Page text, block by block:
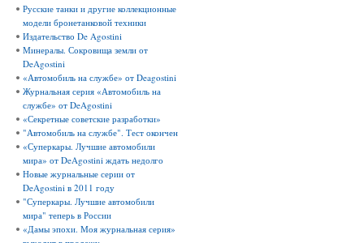
Русские танки и другие коллекционные
модели бронетанковой техники
Издательство De Agostini
Минералы. Сокровища земли от
DeAgostini
«Автомобиль на службе» от Deagostini
Журнальная серия «Автомобиль на
службе» от DeAgostini
«Секретные советские разработки»
"Автомобиль на службе". Тест окончен
«Суперкары. Лучшие автомобили
мира» от DeAgostini ждать недолго
Новые журнальные серии от
DeAgostini в 2011 году
"Суперкары. Лучшие автомобили
мира" теперь в России
«Дамы эпохи. Моя журнальная серия»